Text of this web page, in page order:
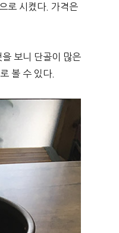
로 시켰다. 가격은
보니 단골이 많은
볼 수 있다.